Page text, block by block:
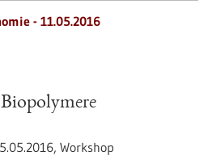
- 11.05.2016
Workshop